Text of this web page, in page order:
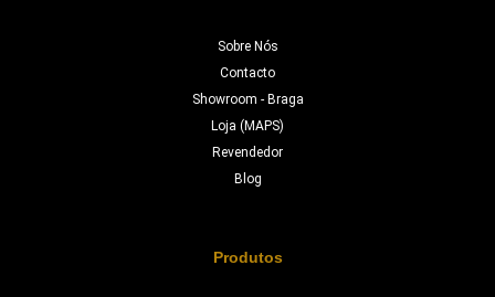
Sobre Nós
Contacto
Showroom - Braga
Loja (MAPS)
Revendedor
Blog
Produtos